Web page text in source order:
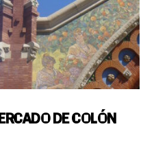
DE COLÓN